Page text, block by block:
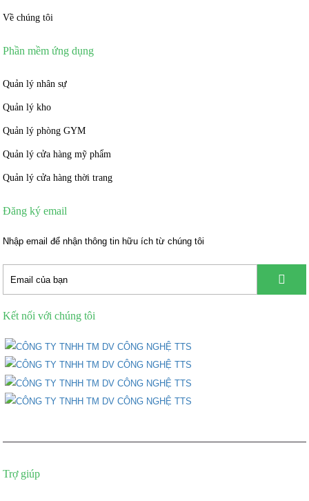
Về chúng tôi
Phần mềm ứng dụng
Quản lý nhân sự
Quản lý kho
Quản lý phòng GYM
Quản lý cửa hàng mỹ phẩm
Quản lý cửa hàng thời trang
Đăng ký email
Nhập email để nhận thông tin hữu ích từ chúng tôi
Kết nối với chúng tôi
Trợ giúp